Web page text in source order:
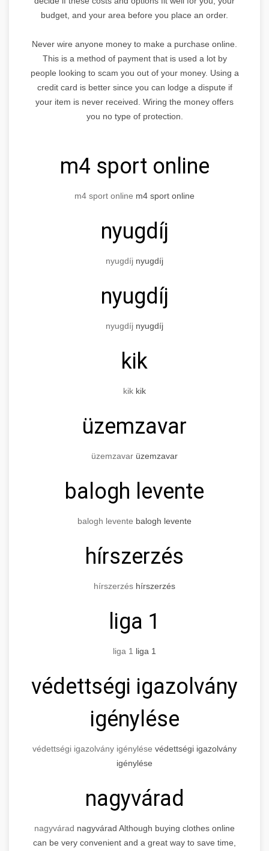
budget, and your area before you place an order.
Never wire anyone money to make a purchase online.
This is a method of payment that is used a lot by
people looking to scam you out of your money. Using a
credit card is better since you can lodge a dispute if
your item is never received. Wiring the money offers
you no type of protection.
m4 sport online
m4 sport online m4 sport online
nyugdíj
nyugdíj nyugdíj
nyugdíj
nyugdíj nyugdíj
kik
kik kik
üzemzavar
üzemzavar üzemzavar
balogh levente
balogh levente balogh levente
hírszerzés
hírszerzés hírszerzés
liga 1
liga 1 liga 1
védettségi igazolvány
igénylése
védettségi igazolvány igénylése védettségi igazolvány
igénylése
nagyvárad
nagyvárad nagyvárad Although buying clothes online
can be very convenient and a great way to save time,